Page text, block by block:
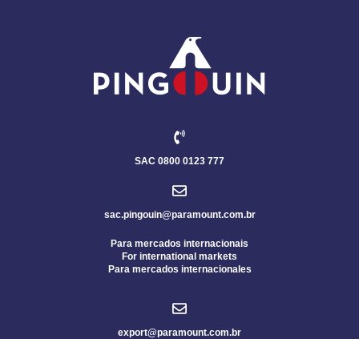
SAC 0800 0123 777
sac.pingouin@paramount.com.br
Para mercados internacionais
For international markets
Para mercados internacionales
export@paramount.com.br